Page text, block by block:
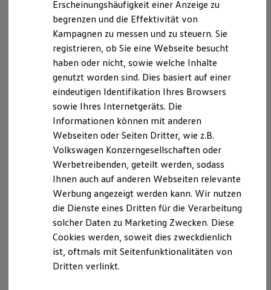
Digitale Extras
Schnittstellen zu Ihrem ID.
Hybridautos
Marke und Erlebnis
Volkswagen R und R Experience
R-Modelle
R Experience
Driving Experience
Volkswagen entdecken
Werkbesichtigung
Lifestyle Shop
T-Roc Kollektion
Golf Kollektion
ID. Kollektion
Volkswagen Kollektion
R-Kollektion
GTI Kollektion
Fußball Drop
we drive football
#wedriveproud
Besitzer und Service
Software Updates
Service und Ersatzteile
verpflichtet.
Datenschutzerklärung
A. Verantwortlicher
Wir freuen uns, dass Sie unsere Webseite der
Autohaus Denk GmbH, Dreisessselstr. 39, 94089
Neureichenau,info@auto-denk.debesuchen. Im
Folgenden informieren wir Sie über die Verarbeitung
Ihrer personenbezogenen Daten durch uns im
Zusammenhang mit Ihrem Besuch unserer Webseite.
B. Verarbeitung Ihrer personenbezogenen Daten
Unsere Webseite bietet Ihnen verschiedene
Angebote, die wir Ihnen in Bezug auf dabei durch uns
verarbeitete personenbezogene Daten im Folgenden
Erscheinungshäufigkeit einer Anzeige zu
begrenzen und die Effektivität von
Kampagnen zu messen und zu steuern. Sie
registrieren, ob Sie eine Webseite besucht
haben oder nicht, sowie welche Inhalte
genutzt worden sind. Dies basiert auf einer
eindeutigen Identifikation Ihres Browsers
sowie Ihres Internetgeräts. Die
Informationen können mit anderen
Webseiten oder Seiten Dritter, wie z.B.
Volkswagen Konzerngesellschaften oder
Werbetreibenden, geteilt werden, sodass
Ihnen auch auf anderen Webseiten relevante
Werbung angezeigt werden kann. Wir nutzen
die Dienste eines Dritten für die Verarbeitung
solcher Daten zu Marketing Zwecken. Diese
Cookies werden, soweit dies zweckdienlich
ist, oftmals mit Seitenfunktionalitäten von
Dritten verlinkt.